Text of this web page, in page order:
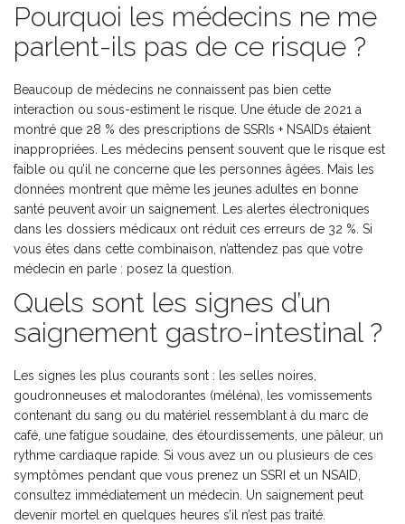
Pourquoi les médecins ne me
parlent-ils pas de ce risque ?
Beaucoup de médecins ne connaissent pas bien cette
interaction ou sous-estiment le risque. Une étude de 2021 a
montré que 28 % des prescriptions de SSRIs + NSAIDs étaient
inappropriées. Les médecins pensent souvent que le risque est
faible ou qu’il ne concerne que les personnes âgées. Mais les
données montrent que même les jeunes adultes en bonne
santé peuvent avoir un saignement. Les alertes électroniques
dans les dossiers médicaux ont réduit ces erreurs de 32 %. Si
vous êtes dans cette combinaison, n’attendez pas que votre
médecin en parle : posez la question.
Quels sont les signes d’un
saignement gastro-intestinal ?
Les signes les plus courants sont : les selles noires,
goudronneuses et malodorantes (méléna), les vomissements
contenant du sang ou du matériel ressemblant à du marc de
café, une fatigue soudaine, des étourdissements, une pâleur, un
rythme cardiaque rapide. Si vous avez un ou plusieurs de ces
symptômes pendant que vous prenez un SSRI et un NSAID,
consultez immédiatement un médecin. Un saignement peut
devenir mortel en quelques heures s’il n’est pas traité.